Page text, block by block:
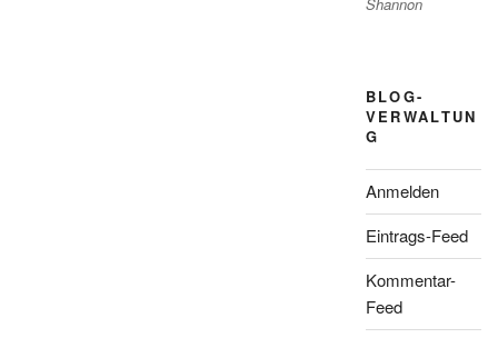
BLOG-
VERWALTUN
G
Anmelden
Eintrags-Feed
Kommentar-
Feed